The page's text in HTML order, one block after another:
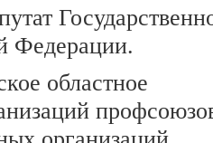
Федерации.
областное